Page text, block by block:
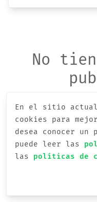
No
En el sitio
cookies para
desea conocer un
puede leer las
las políticas de